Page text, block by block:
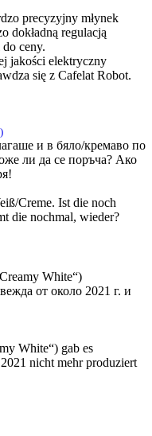
precyzyjny młynek
dokładną regulacją
ceny.
jakości elektryczny
się z Cafelat Robot.
и в бяло/кремаво по
ли да се поръча? Ако
Creme. Ist die noch
die nochmal, wieder?
White“)
от около 2021 г. и
White“) gab es
nicht mehr produziert